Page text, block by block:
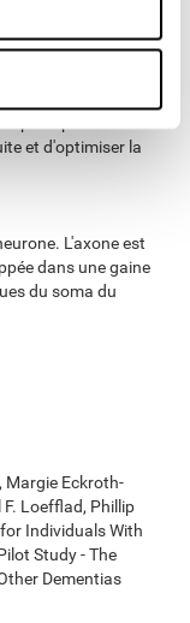
la gaine de myéline
L'espace entre
et d'optimiser la
L'axone est
dans une gaine
du soma du
Margie Eckroth-
F. Loefflad, Phillip
Individuals With
Study - The
Dementias